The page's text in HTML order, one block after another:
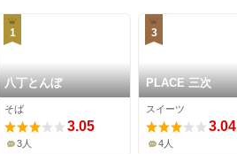
1
八丁とんぼ
そば
3.05
3人
3
PLACE 三次
スイーツ
3.04
4人